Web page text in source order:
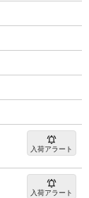
入荷アラート
入荷アラート